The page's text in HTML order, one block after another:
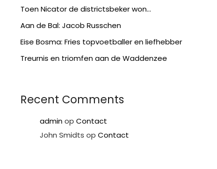
Toen Nicator de districtsbeker won…
Aan de Bal: Jacob Russchen
Eise Bosma: Fries topvoetballer en liefhebber
Treurnis en triomfen aan de Waddenzee
Recent Comments
adminopContact
John Smidts opContact